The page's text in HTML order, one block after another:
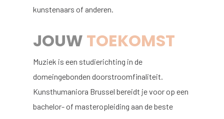
kunstenaars of anderen.
JOUW TOEKOMST
Muziek is een studierichting in de
domeingebonden doorstroomfinaliteit.
Kunsthumaniora Brussel bereidt je voor op een
bachelor- of masteropleiding aan de beste